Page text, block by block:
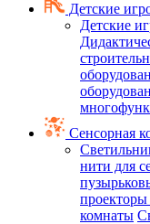
Детские
Детские
Сенсорная
нити для
комнаты